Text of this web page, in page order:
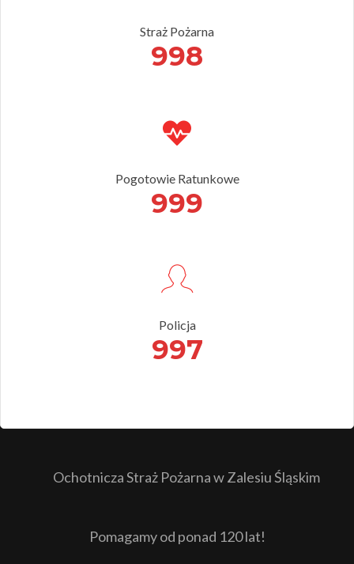
Straż Pożarna
998
Pogotowie Ratunkowe
999
Policja
997
Ochotnicza Straż Pożarna w Zalesiu Śląskim
Pomagamy od ponad 120 lat!